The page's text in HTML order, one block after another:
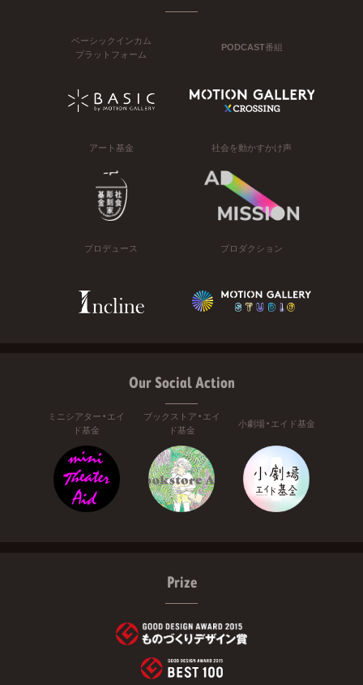
ベーシックインカム
プラットフォーム
PODCAST番組
アート基金 社会を動かすかけ声
プロデュース プロダクション
Our Social Action
ミニシアター・エイ
ド基金
ブックストア・エイ
ド基金
小劇場・エイド基金
Prize